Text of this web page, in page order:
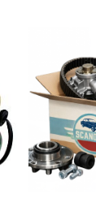
LIST